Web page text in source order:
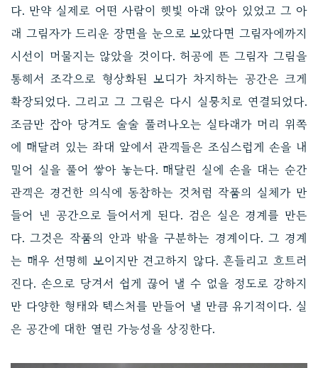
다. 만약 실제로 어떤 사람이 햇빛 아래 앉아 있었고 그 아
래 그림자가 드리운 장면을 눈으로 보았다면 그림자에까지
시선이 머물지는 않았을 것이다. 허공에 뜬 그림자 그림을
통해서 조각으로 형상화된 보디가 차지하는 공간은 크게
확장되었다. 그리고 그 그림은 다시 실뭉치로 연결되었다.
조금만 잡아 당겨도 술술 풀려나오는 실타래가 머리 위쪽
에 매달려 있는 좌대 앞에서 관객들은 조심스럽게 손을 내
밀어 실을 풀어 쌓아 놓는다. 매달린 실에 손을 대는 순간
관객은 경건한 의식에 동참하는 것처럼 작품의 실체가 만
들어 낸 공간으로 들어서게 된다. 검은 실은 경계를 만든
다. 그것은 작품의 안과 밖을 구분하는 경계이다. 그 경계
는 매우 선명해 보이지만 견고하지 않다. 흔들리고 흐트러
진다. 손으로 당겨서 쉽게 끊어 낼 수 없을 정도로 강하지
만 다양한 형태와 텍스처를 만들어 낼 만큼 유기적이다. 실
은 공간에 대한 열린 가능성을 상징한다.